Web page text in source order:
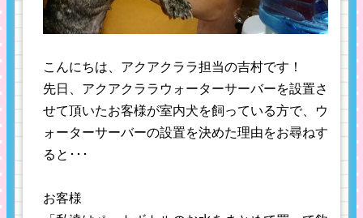
こんにちは、アクアクララ担当の吉村です！
先日、アクアクララウォーターサーバーを設置さ
せて頂いたお客様が室内犬を飼っている方で、ウ
ォーターサーバーの設置を決めた理由をお尋ねす
ると･･･
お客様